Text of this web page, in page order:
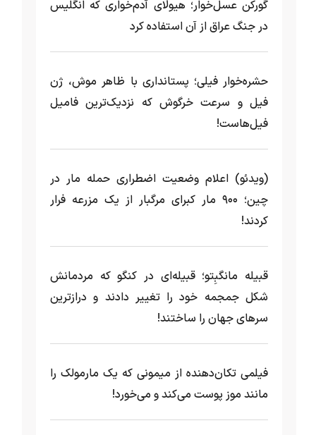
گورکن عسل‌خوار؛ هیولای آدم‌خواری که انگلیس
در جنگ عراق از آن استفاده کرد
حشره‌خوار فیلی؛ پستانداری با ظاهر موش، ژن
فیل و سرعت خرگوش که نزدیک‌ترین فامیل
فیل‌هاست!
(ویدئو) اعلام وضعیت اضطراری حمله مار‌ در
چین؛ ۹۰۰ مار کبرای مرگبار از یک مزرعه‌ فرار
کردند!
قبیله مانگبِتو؛ قبیله‌ای در کنگو که مردمانش
شکل جمجمه خود را تغییر دادند و درازترین
سرهای جهان را ساختند!
فیلمی تکان‌دهنده از میمونی که یک مارمولک را
مانند موز پوست می‌کند و می‌خورد!